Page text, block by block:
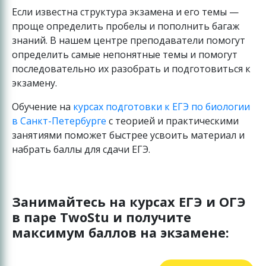
Если известна структура экзамена и его темы —
проще определить пробелы и пополнить багаж
знаний. В нашем центре преподаватели помогут
определить самые непонятные темы и помогут
последовательно их разобрать и подготовиться к
экзамену.
Обучение на курсах подготовки к ЕГЭ по биологии
в Санкт-Петербурге с теорией и практическими
занятиями поможет быстрее усвоить материал и
набрать баллы для сдачи ЕГЭ.
Занимайтесь на курсах ЕГЭ и ОГЭ
в паре TwoStu и получите
максимум баллов на экзамене: